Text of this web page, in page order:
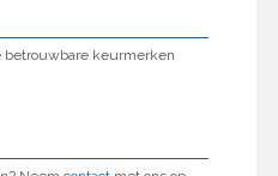
betrouwbare keurmerken